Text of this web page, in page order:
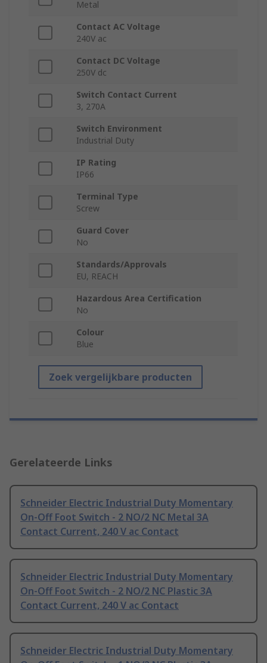
Metal
Contact AC Voltage
240V ac
Contact DC Voltage
250V dc
Switch Contact Current
3, 270A
Switch Environment
Industrial Duty
IP Rating
IP66
Terminal Type
Screw
Guard Cover
No
Standards/Approvals
EU, REACH
Hazardous Area Certification
No
Colour
Blue
Zoek vergelijkbare producten
Gerelateerde Links
Schneider Electric Industrial Duty Momentary
On-Off Foot Switch - 2 NO/2 NC Metal 3A
Contact Current, 240 V ac Contact
Schneider Electric Industrial Duty Momentary
On-Off Foot Switch - 2 NO/2 NC Plastic 3A
Contact Current, 240 V ac Contact
Schneider Electric Industrial Duty Momentary